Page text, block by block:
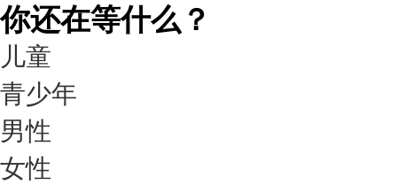
我要咨询
擅长： 王艳琼 门诊主任 专家介绍：毕业于川北医学院...
你还在等什么？
儿童
青少年
男性
女性